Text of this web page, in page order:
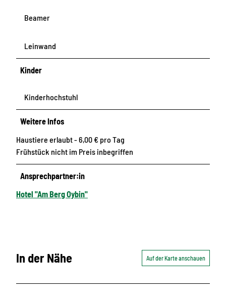
Beamer
Leinwand
Kinder
Kinderhochstuhl
Weitere Infos
Haustiere erlaubt - 6,00 € pro Tag
Frühstück nicht im Preis inbegriffen
Ansprechpartner:in
Hotel "Am Berg Oybin"
In der Nähe Auf der Karte anschauen